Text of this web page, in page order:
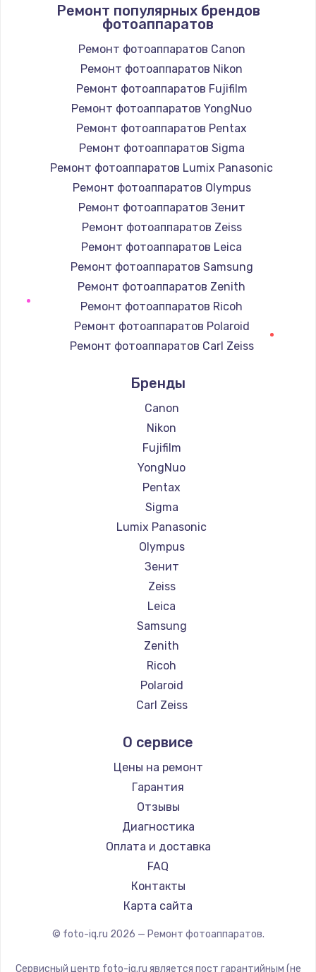
1400 руб.
Заказать
Замена / ремонт электронного модуля
управления
Заказать
Замена конфорки
Заказать
Замена платы сенсора
Заказать
1300 руб.
Заказать
Замена сигнальной лампы
1200 руб.
Заказать
Замена системной платы
1500 руб.
Замена температурного датчика
2500 руб.
Замена электроконфорки
Заказать
Техобслуживание
900 руб.
Заказать
Установка / подключение / демонтаж
1300 руб.
Заказать
1400 руб.
Ремонт популярных брендов
фотоаппаратов
Ремонт фотоаппаратов Canon
Ремонт фотоаппаратов Nikon
Ремонт фотоаппаратов Fujifilm
Ремонт фотоаппаратов YongNuo
Ремонт фотоаппаратов Pentax
Ремонт фотоаппаратов Sigma
Ремонт фотоаппаратов Lumix Panasonic
Ремонт фотоаппаратов Olympus
Ремонт фотоаппаратов Зенит
Ремонт фотоаппаратов Zeiss
Ремонт фотоаппаратов Leica
Ремонт фотоаппаратов Samsung
Ремонт фотоаппаратов Zenith
Ремонт фотоаппаратов Ricoh
Ремонт фотоаппаратов Polaroid
Ремонт фотоаппаратов Carl Zeiss
Ремонт фотоаппаратов LUMIX
Ремонт фотоаппаратов Blackmagic
Бренды
Canon
Nikon
Fujifilm
YongNuo
Pentax
Sigma
Lumix Panasonic
Olympus
Зенит
Zeiss
Leica
Samsung
Zenith
Ricoh
Polaroid
Carl Zeiss
LUMIX
Blackmagic
О сервисе
Цены на ремонт
Гарантия
Отзывы
Диагностика
Оплата и доставка
FAQ
Контакты
Карта сайта
© foto-iq.ru 2026 — Ремонт фотоаппаратов.
Сервисный центр foto-iq.ru является пост гарантийным (не